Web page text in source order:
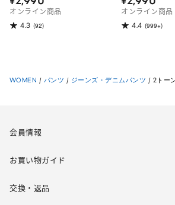
オンライン商品
4.3 (92)
オンライン商品
4.4 (999+)
WOMEN / パンツ / ジーンズ・デニムパンツ / 2トー
会員情報
お買い物ガイド
交換・返品